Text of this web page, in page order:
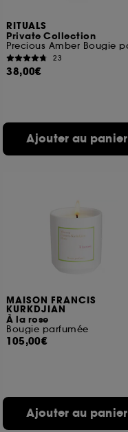
RITUALS
Private Collection
23
38,00€
Ajouter au panier
MAISON FRANCIS
KURKDJIAN
À la rose
Bougie parfumée
105,00€
Ajouter au panier